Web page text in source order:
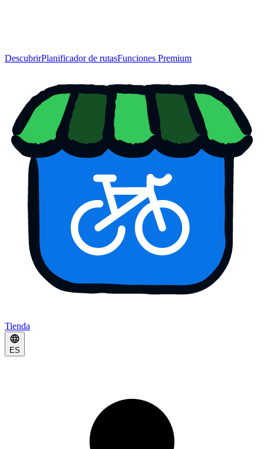
DescubrirPlanificador de rutasFunciones Premium
Tienda
ES